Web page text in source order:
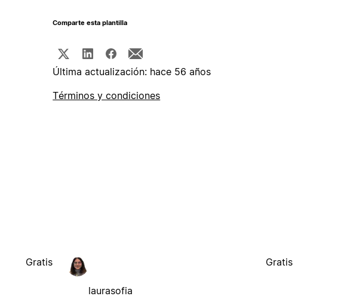
Comparte esta plantilla
Última actualización: hace 56 años
Términos y condiciones
Gratis
laurasofia
Gratis